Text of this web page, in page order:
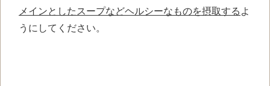
メインとしたスープなどヘルシーなものを摂取する よ
うにしてください。